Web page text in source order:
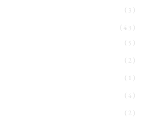
(3)
(43)
(5)
(2)
(4)
(2)